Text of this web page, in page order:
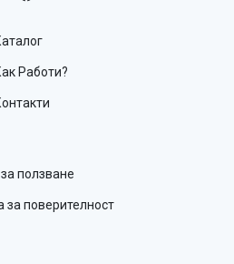
Работи?
ползване
за поверителност